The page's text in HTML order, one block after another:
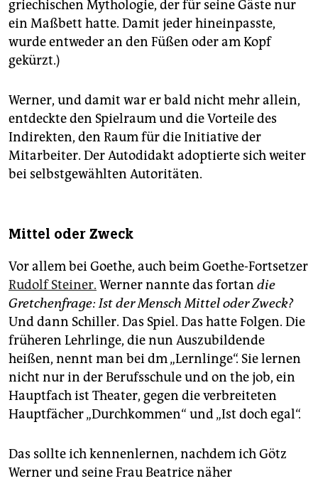
griechischen Mythologie, der für seine Gäste nur
ein Maßbett hatte. Damit jeder hineinpasste,
wurde entweder an den Füßen oder am Kopf
gekürzt.)
Werner, und damit war er bald nicht mehr allein,
entdeckte den Spielraum und die Vorteile des
Indirekten, den Raum für die Ini­tia­tive der
Mitarbeiter. Der Autodidakt adoptierte sich weiter
bei selbstgewählten Autoritäten.
Mittel oder Zweck
Vor allem bei Goethe, auch beim Goethe-Fortsetzer
Rudolf Steiner. Werner nannte das fortan die
Gretchenfrage: Ist der Mensch Mittel oder Zweck?
Und dann Schiller. Das Spiel. Das hatte Folgen. Die
früheren Lehrlinge, die nun Auszubildende
heißen, nennt man bei dm „Lernlinge“. Sie lernen
nicht nur in der Berufsschule und on the job, ein
Hauptfach ist Theater, gegen die verbreiteten
Hauptfächer „Durchkommen“ und „Ist doch egal“.
Das sollte ich kennenlernen, nachdem ich Götz
Werner und seine Frau Beatrice näher